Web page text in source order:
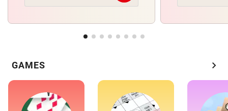
GAMES chevron_right